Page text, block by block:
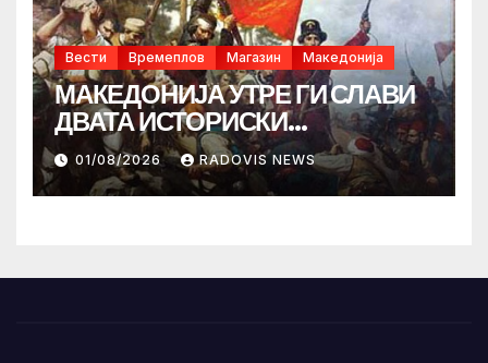
Вести Времеплов Магазин Македонија
МАКЕДОНИЈА УТРЕ ГИ СЛАВИ
ДВАТА ИСТОРИСКИ
ИЛИНДЕНА!
01/08/2026 RADOVIS NEWS